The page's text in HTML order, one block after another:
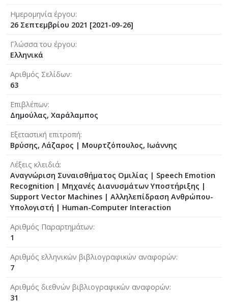
Ημερομηνία έργου
26 Σεπτεμβρίου 2021 [2021-09-26]
Γλώσσα του έργου
Ελληνικά
Αριθμός Σελίδων
63
Επιβλέπων
Δημούλας, Χαράλαμπος
Εξεταστική επιτροπή
Βρύσης, Λάζαρος | Μουρτζόπουλος, Ιωάννης
Λέξεις κλειδιά
Αναγνώριση Συναισθήματος Ομιλίας | Speech Emotion
Recognition | Μηχανές Διανυσμάτων Υποστήριξης |
Support Vector Machines | Αλληλεπίδραση Ανθρώπου-
Υπολογιστή | Human-Computer Interaction
Αριθμός Παραρτημάτων
1
Αριθμός ελληνικών βιβλιογραφικών αναφορών
7
Αριθμός διεθνών βιβλιογραφικών αναφορών
31